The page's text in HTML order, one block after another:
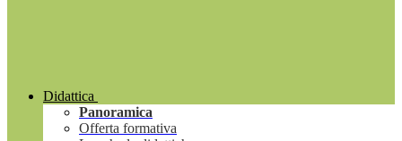
Didattica
Panoramica
Offerta formativa